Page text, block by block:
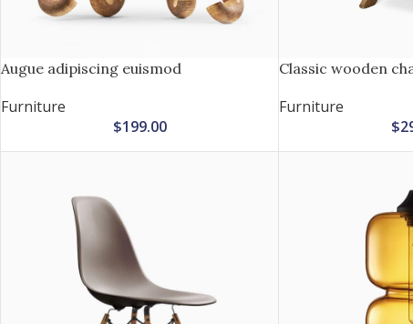
Augue adipiscing euismod
Furniture
$199.00
Classic wooden
Furniture
$